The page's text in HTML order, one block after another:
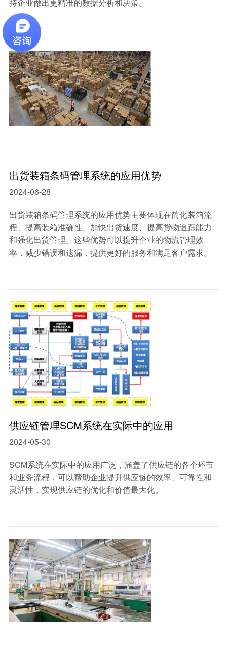
出货装箱条码管理系统的应用优势
2024-06-28
出货装箱条码管理系统的应用优势主要体现在简化装箱流
程、提高装箱准确性、加快出货速度、提高货物追踪能力
和强化出货管理。这些优势可以提升企业的物流管理效
率，减少错误和遗漏，提供更好的服务和满足客户需求。
供应链管理SCM系统在实际中的应用
2024-05-30
SCM系统在实际中的应用广泛，涵盖了供应链的各个环节
和业务流程，可以帮助企业提升供应链的效率、可靠性和
灵活性，实现供应链的优化和价值最大化。